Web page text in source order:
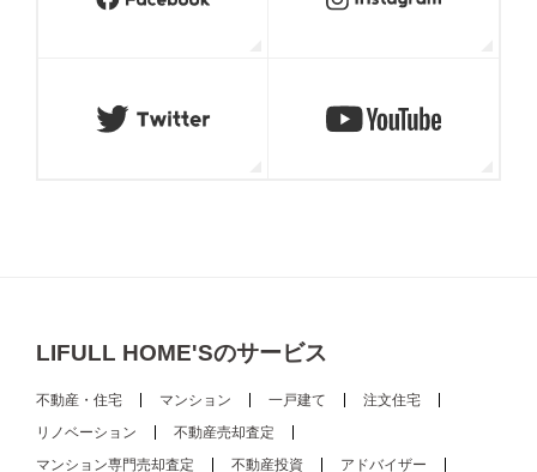
LIFULL HOME'Sのサービス
不動産・住宅 マンション 一戸建て
注文住宅
リノベーション
不動産売却査定
マンション専門売却査定
不動産投資
アドバイザー